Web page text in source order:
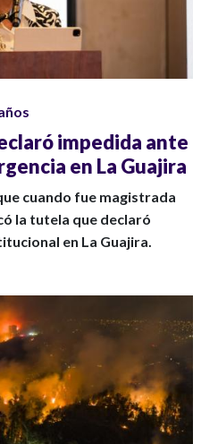
impedida ante
en La Guajira
cuando fue magistrada
la tutela que declaró
en La Guajira.